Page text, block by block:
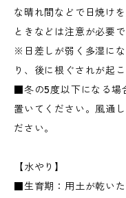
な晴れ間などで日焼け
ときなどは注意が必要で
※日差しが弱く多湿に
り、後に根ぐされが起
■冬の5度以下になる場
置いてください。風通
ださい。
【水やり】
■生育期：用土が乾いた